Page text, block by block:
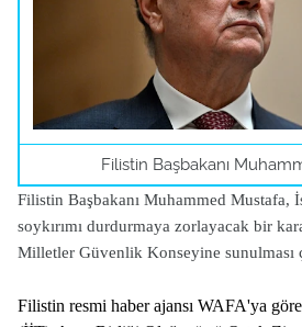
Filistin Başbakanı
Filistin Başbakanı Muhammed Mustafa,
soykırımı durdurmaya zorlayacak bir
Milletler Güvenlik Konseyine sunulması
Filistin resmi haber ajansı WAFA'ya